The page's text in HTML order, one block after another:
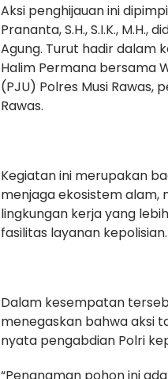
Aksi penghijauan ini
Prananta, S.H., S.I.K.,
Agung. Turut hadir dalam
Halim Permana bersama
(PJU) Polres Musi Rawas,
Rawas.
Kegiatan ini merupakan
menjaga ekosistem
lingkungan kerja yang
fasilitas layanan kepolisian.
Dalam kesempatan
menegaskan bahwa aksi
nyata pengabdian Polri